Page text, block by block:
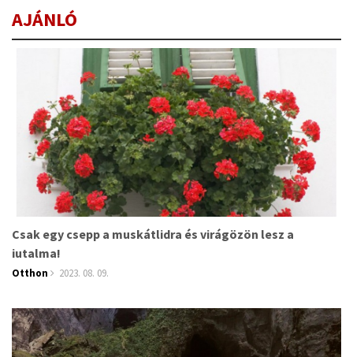
AJÁNLÓ
Csak egy csepp a muskátlidra és virágözön lesz a
jutalma!
Otthon 2023. 08. 09.